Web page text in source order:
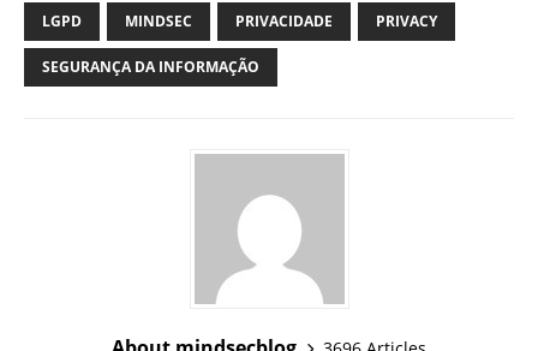
LGPD MINDSEC PRIVACIDADE PRIVACY
SEGURANÇA DA INFORMAÇÃO